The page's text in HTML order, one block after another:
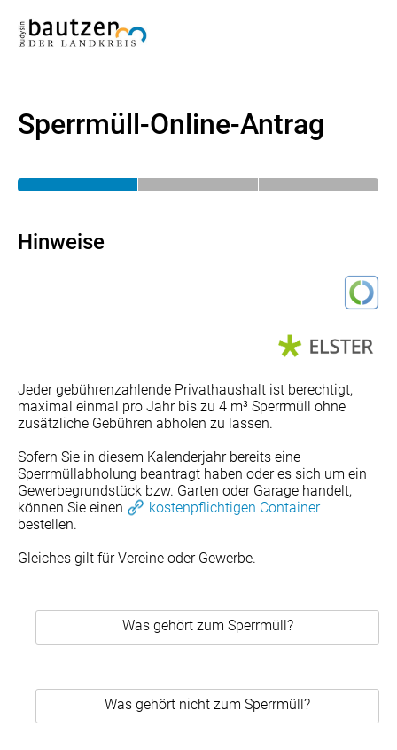
Sperrmüll-Online-Antrag
Hinweise
Jeder gebührenzahlende Privathaushalt ist berechtigt,
maximal einmal pro Jahr bis zu 4 m³ Sperrmüll ohne
zusätzliche Gebühren abholen zu lassen.
Sofern Sie in diesem Kalenderjahr bereits eine
Sperrmüllabholung beantragt haben oder es sich um ein
Gewerbegrundstück bzw. Garten oder Garage handelt,
können Sie einen
kostenpflichtigen Container
bestellen.
Gleiches gilt für Vereine oder Gewerbe.
Was gehört zum Sperrmüll?
Was gehört nicht zum Sperrmüll?